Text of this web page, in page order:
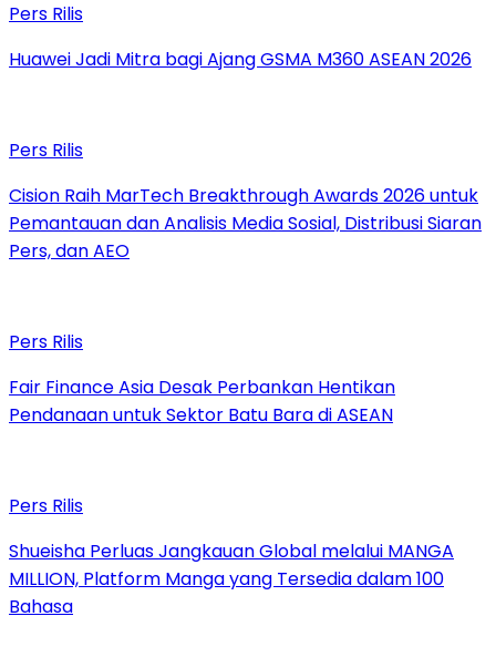
Pers Rilis
Huawei Jadi Mitra bagi Ajang GSMA M360 ASEAN 2026
Pers Rilis
Cision Raih MarTech Breakthrough Awards 2026 untuk
Pemantauan dan Analisis Media Sosial, Distribusi Siaran
Pers, dan AEO
Pers Rilis
Fair Finance Asia Desak Perbankan Hentikan
Pendanaan untuk Sektor Batu Bara di ASEAN
Pers Rilis
Shueisha Perluas Jangkauan Global melalui MANGA
MILLION, Platform Manga yang Tersedia dalam 100
Bahasa